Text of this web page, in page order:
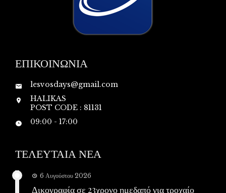
ΕΠΙΚΟΙΝΩΝΙΑ
lesvosdays@gmail.com
HALIKAS
POST CODE : 81131
09:00 - 17:00
ΤΕΛΕΥΤΑΙΑ ΝΕΑ
6 Αυγούστου 2026
Δικογραφία σε 23χρονο ημεδαπό για τροχαίο